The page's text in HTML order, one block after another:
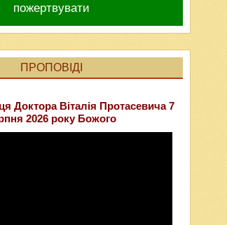
пожертвувати
ПРОПОВІДІ
Доктора Віталія Протасевича 7
2026 року Божого